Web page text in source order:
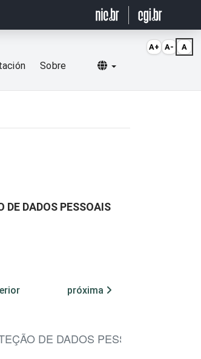
Sobre Selecionar idioma
DE DADOS PESSOAIS
próxima
DE DADOS PESSOAIS (LGPD)
A+ A- A